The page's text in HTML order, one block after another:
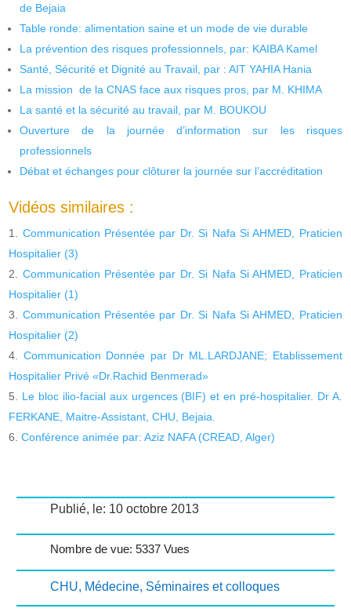
de Bejaia
Table ronde: alimentation saine et un mode de vie durable
La prévention des risques professionnels, par: KAIBA Kamel
Santé, Sécurité et Dignité au Travail, par : AIT YAHIA Hania
La mission de la CNAS face aux risques pros, par M. KHIMA
La santé et la sécurité au travail, par M. BOUKOU
Ouverture de la journée d’information sur les risques
professionnels
Débat et échanges pour clôturer la journée sur l’accréditation
Vidéos similaires :
Communication Présentée par Dr. Si Nafa Si AHMED, Praticien
Hospitalier (3)
Communication Présentée par Dr. Si Nafa Si AHMED, Praticien
Hospitalier (1)
Communication Présentée par Dr. Si Nafa Si AHMED, Praticien
Hospitalier (2)
Communication Donnée par Dr ML.LARDJANE; Etablissement
Hospitalier Privé «Dr.Rachid Benmerad»
Le bloc ilio-facial aux urgences (BIF) et en pré-hospitalier. Dr A.
FERKANE, Maitre-Assistant, CHU, Bejaia.
Conférence animée par: Aziz NAFA (CREAD, Alger)
Publié, le: 10 octobre 2013
Nombre de vue: 5337 Vues
CHU, Médecine, Séminaires et colloques